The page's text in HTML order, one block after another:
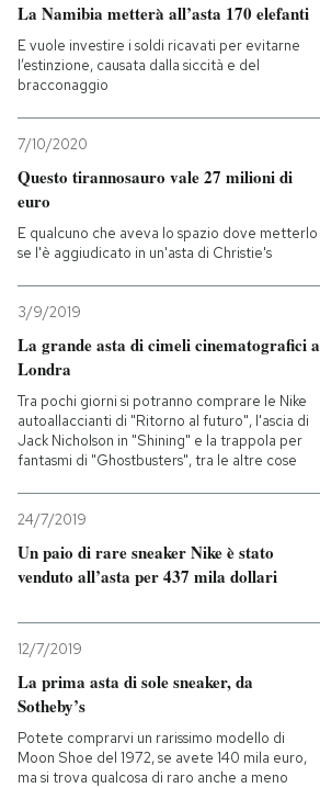
CALENDARIO
AREA PERSONALE
Entra
La Namibia metterà all’asta 170 elefanti
E vuole investire i soldi ricavati per evitarne
l’estinzione, causata dalla siccità e del
bracconaggio
7/10/2020
Questo tirannosauro vale 27 milioni di
euro
E qualcuno che aveva lo spazio dove metterlo
se l'è aggiudicato in un'asta di Christie's
3/9/2019
La grande asta di cimeli cinematografici a
Londra
Tra pochi giorni si potranno comprare le Nike
autoallaccianti di "Ritorno al futuro", l'ascia di
Jack Nicholson in "Shining" e la trappola per
fantasmi di "Ghostbusters", tra le altre cose
24/7/2019
Un paio di rare sneaker Nike è stato
venduto all’asta per 437 mila dollari
12/7/2019
La prima asta di sole sneaker, da
Sotheby’s
Potete comprarvi un rarissimo modello di
Moon Shoe del 1972, se avete 140 mila euro,
ma si trova qualcosa di raro anche a meno